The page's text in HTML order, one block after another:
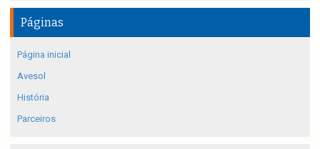
Páginas
Página inicial
Avesol
História
Parceiros